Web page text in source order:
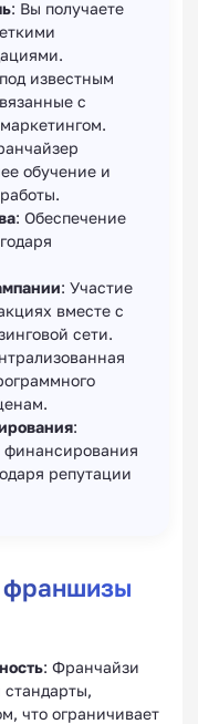
: Вы получаете
известным
с
обучение и
: Обеспечение
: Участие
вместе с
сети.
:
финансирования
репутации
франшизы
: Франчайзи
что ограничивает